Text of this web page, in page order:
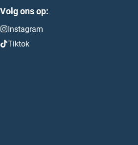
Volg ons op:
Instagram
Tiktok